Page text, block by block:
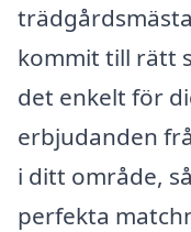
kommit till rätt
det enkelt för
erbjudanden
i ditt område,
perfekta